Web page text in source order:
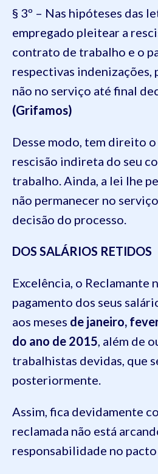
§ 3º – Nas hipóteses das
empregado pleitear a
contrato de trabalho e o
respectivas indenizações,
não no serviço até final
(Grifamos)
Desse modo, tem direito o
rescisão indireta do seu
trabalho. Ainda, a lei lhe
não permanecer no
decisão do processo.
DOS SALÁRIOS RETIDOS
Excelência, o Reclamante
pagamento dos seus
aos meses de janeiro,
do ano de 2015, além de
trabalhistas devidas, que
posteriormente.
Assim, fica devidamente
reclamada não está
responsabilidade no